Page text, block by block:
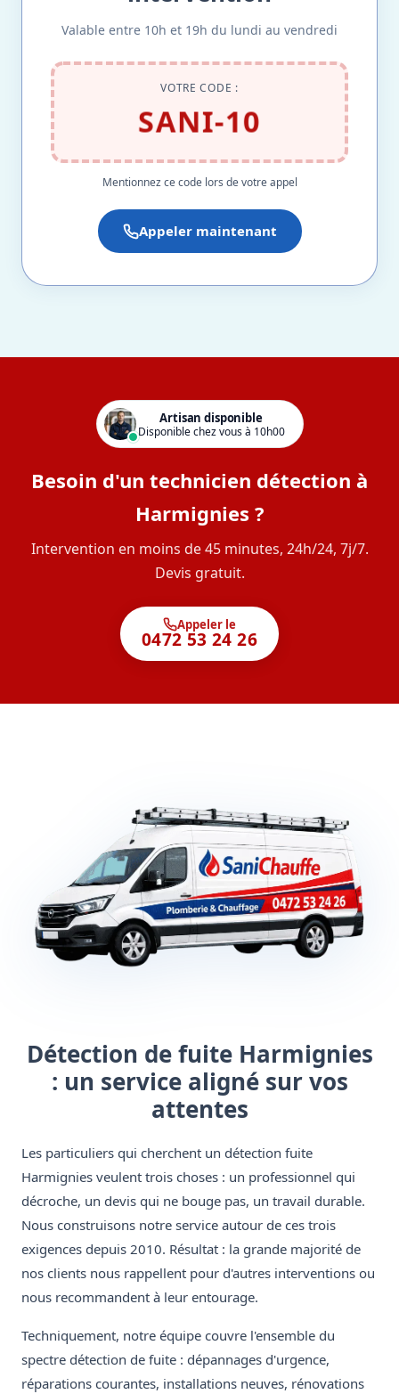
Valable entre 10h et 19h du lundi au vendredi
VOTRE CODE :
SANI-10
Mentionnez ce code lors de votre appel
Appeler maintenant
Artisan disponible
Disponible chez vous à 10h00
Besoin d'un technicien détection à
Harmignies ?
Intervention en moins de 45 minutes, 24h/24, 7j/7.
Devis gratuit.
Appeler le
0472 53 24 26
Détection de fuite Harmignies
: un service aligné sur vos
attentes
Les particuliers qui cherchent un détection fuite
Harmignies veulent trois choses : un professionnel qui
décroche, un devis qui ne bouge pas, un travail durable.
Nous construisons notre service autour de ces trois
exigences depuis 2010. Résultat : la grande majorité de
nos clients nous rappellent pour d'autres interventions ou
nous recommandent à leur entourage.
Techniquement, notre équipe couvre l'ensemble du
spectre détection de fuite : dépannages d'urgence,
réparations courantes, installations neuves, rénovations